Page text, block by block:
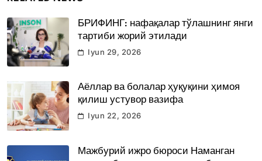
БРИФИНГ: нафақалар тўлашнинг янги
тартиби жорий этилади
Iyun 29, 2026
Аёллар ва болалар ҳуқуқини ҳимоя
қилиш устувор вазифа
Iyun 22, 2026
Мажбурий ижро бюроси Наманган